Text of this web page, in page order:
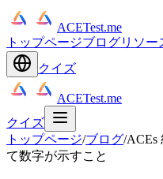
ACETest.me
トップページブログリソー
クイズ
ACETest.me
クイズ
トップページ/ブログ/ACEs
て数字が示すこと